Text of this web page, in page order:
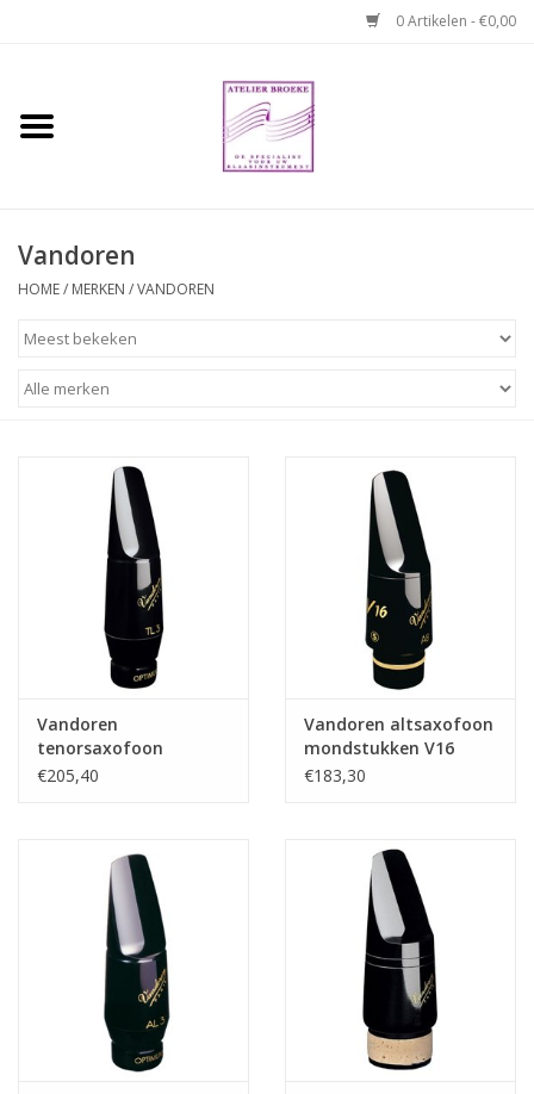
0 Artikelen - €0,00
Home
Reparaties en
Vandoren
HOME/ MERKEN /VANDOREN
Vandoren
tenorsaxofoon
mondstukken
€205,40
Vandoren altsaxofoon
mondstukken V16
€183,30